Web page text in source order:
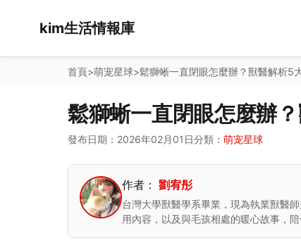
kim生活情報庫
首頁>萌宠星球>鬆獅蜥一直閉眼怎麼辦？獸醫解析5
鬆獅蜥一直閉眼怎麼辦
發布日期：2026年02月01日分類： 萌宠星球
作者： 劉宥彤
台灣大學獸醫學系畢業，現為執業獸醫
用內容，以及與毛孩相處的暖心故事，陪